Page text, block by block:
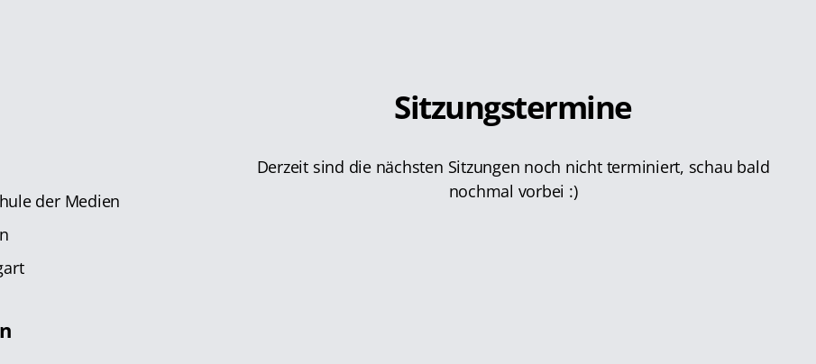
der Medien
Sitzungstermine
Derzeit sind die nächsten Sitzungen noch nicht terminiert, schau bald
nochmal vorbei :)